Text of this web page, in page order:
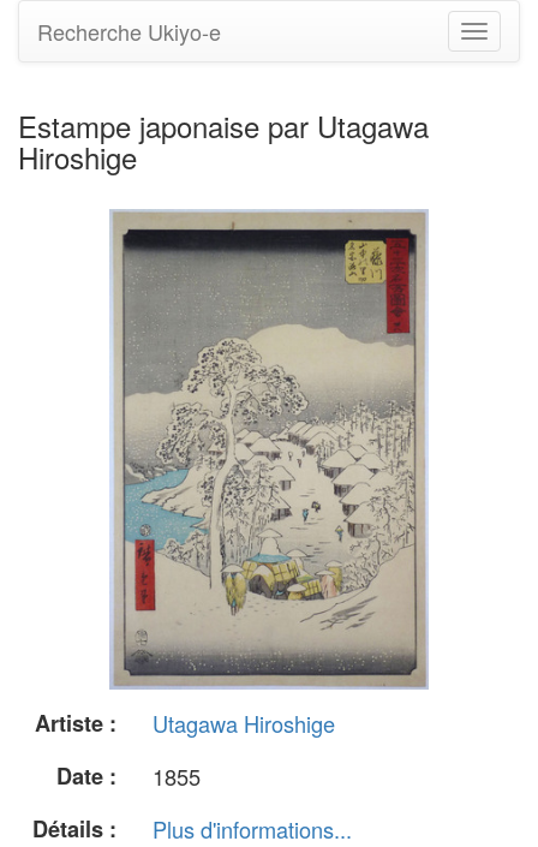
Basculer
la
Recherche Ukiyo-e
Estampe japonaise par Utagawa
Hiroshige
Artiste :
Utagawa Hiroshige
Date :
1855
Détails :
Plus d'informations...